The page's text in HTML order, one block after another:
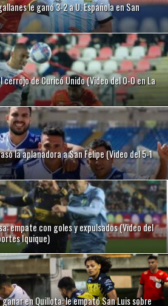
le ganó 3-2 a U. Española en San
cerrojo de Curicó Unido (Video del 0-0 en La
la aplanadora a San Felipe (Video del 5-1
empate con goles y expulsados (Video del
Iquique)
en Quillota: le empató San Luis sobre